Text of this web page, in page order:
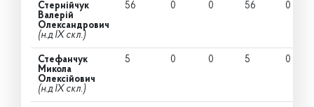
Стернійчук
Валерій
Олександрович
(н.д IX скл.)
56 0 0 56 0
Стефанчук
Микола
Олексійович
(н.д IX скл.)
5 0 0 5 0